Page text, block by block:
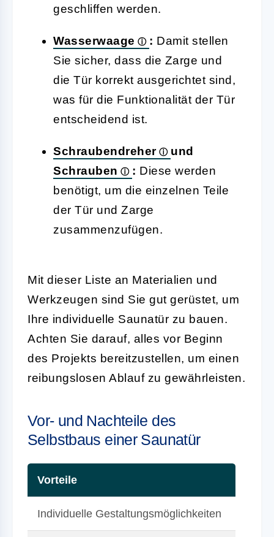
geschliffen werden.
Wasserwaage : Damit stellen
Sie sicher, dass die Zarge und
die Tür korrekt ausgerichtet sind,
was für die Funktionalität der Tür
entscheidend ist.
Schraubendreher
und
Schrauben
: Diese werden
benötigt, um die einzelnen Teile
der Tür und Zarge
zusammenzufügen.
Mit dieser Liste an Materialien und
Werkzeugen sind Sie gut gerüstet, um
Ihre individuelle Saunatür zu bauen.
Achten Sie darauf, alles vor Beginn
des Projekts bereitzustellen, um einen
reibungslosen Ablauf zu gewährleisten.
Vor- und Nachteile des
Selbstbaus einer Saunatür
Vorteile
Individuelle Gestaltungsmöglichkeiten